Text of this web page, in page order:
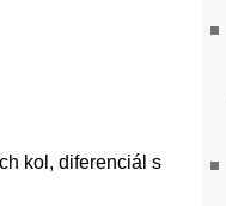
kol, diferenciál s